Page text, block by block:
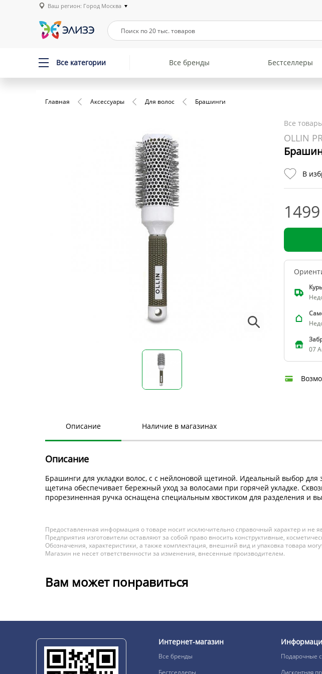
Ваш регион: Город Москва
Все категории Все бренды Бестселлеры
Главная Аксессуары Для волос Брашинги
Все
OLLIN
В
07
Описание Наличие в магазинах
Описание
Брашинги для укладки волос, с с нейлоновой щетиной. Идеальный выбор
щетина обеспечивает бережный уход за волосами при горячей укладке.
прорезиненная ручка оснащена специальным хвостиком для разделения и
Предоставленная информация о товаре носит исключительно справочный характер и не
Предприятия изготовители оставляют за собой право вносить конструктивные,
Обозначения, характеристики, а также комплектация, внешний вид и упаковка товара
Магазин не несет ответственности за изменения, внесенные производителем.
Вам может понравиться
Интернет-магазин
Все бренды
Бестселлеры
Подарочные
Дисконтная